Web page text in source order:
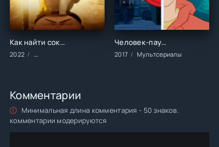
Как найти сокровища (2022)
2022 Мультфильмы/Зарубежные/2022 год
Человек-паук (2017)
2017 Мультсериалы
Комментарии
Минимальная длина комментария - 50 знаков.
комментарии модерируются